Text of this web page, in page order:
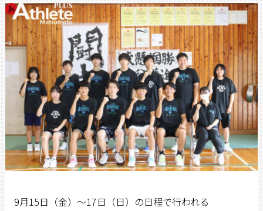
9月15日（金）～17日（日）の日程で行われる